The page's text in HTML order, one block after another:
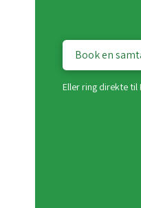
Book en
Eller ring direkte til